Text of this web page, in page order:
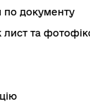
по документу
та